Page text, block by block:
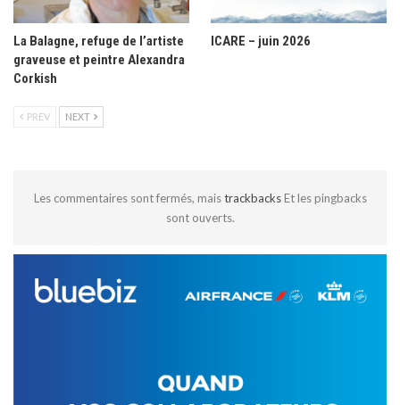
La Balagne, refuge de l’artiste
graveuse et peintre Alexandra
Corkish
ICARE – juin 2026
PREV NEXT
Les commentaires sont fermés, maistrackbacks Et les pingbacks
sont ouverts.